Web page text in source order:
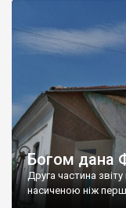
Богом дана
Друга частина
насиченою ніж